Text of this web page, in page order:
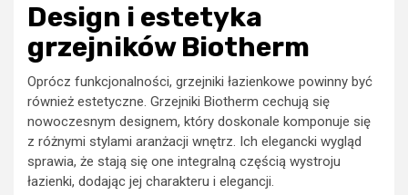
Design i estetyka
grzejników Biotherm
Oprócz funkcjonalności, grzejniki łazienkowe powinny być
również estetyczne. Grzejniki Biotherm cechują się
nowoczesnym designem, który doskonale komponuje się
z różnymi stylami aranżacji wnętrz. Ich elegancki wygląd
sprawia, że stają się one integralną częścią wystroju
łazienki, dodając jej charakteru i elegancji.